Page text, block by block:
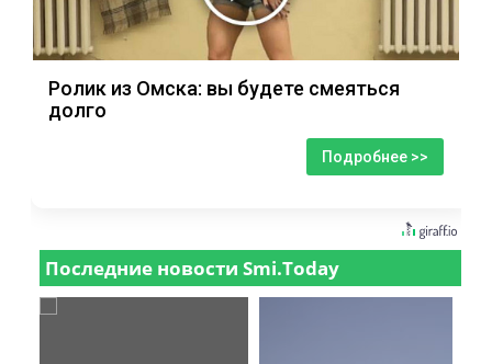
Ролик из Омска: вы будете смеяться
долго
Подробнее >>